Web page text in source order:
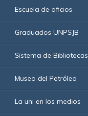
Escuela de oficios
Graduados UNPSJB
Sistema de Bibliotecas
Museo del Petróleo
La uni en los medios